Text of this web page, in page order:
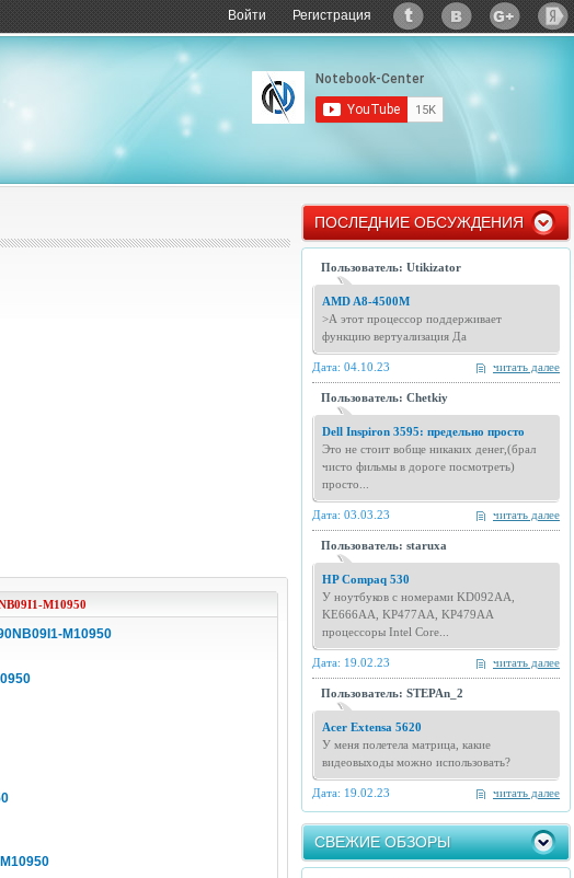
Войти Регистрация
M10950
M10950
ПОСЛЕДНИЕ ОБСУЖДЕНИЯ
Пользователь: Utikizator
AMD A8-4500M
>А этот процессор поддерживает
функцию вертуализация Да
читать далее
Дата: 04.10.23
Пользователь: Chetkiy
Dell Inspiron 3595: предельно просто
Это не стоит вобще никаких денег,(брал
чисто фильмы в дороге посмотреть)
просто...
читать далее
Дата: 03.03.23
Пользователь: staruxa
HP Compaq 530
У ноутбуков с номерами KD092AA,
KE666AA, KP477AA, KP479AA
процессоры Intel Core...
читать далее
Дата: 19.02.23
Пользователь: STEPAn_2
Acer Extensa 5620
У меня полетела матрица, какие
видеовыходы можно использовать?
читать далее
Дата: 19.02.23
СВЕЖИЕ ОБЗОРЫ